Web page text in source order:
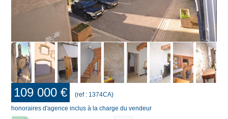
109 000 €
(ref : 1374CA)
honoraires d'agence inclus à la charge du vendeur